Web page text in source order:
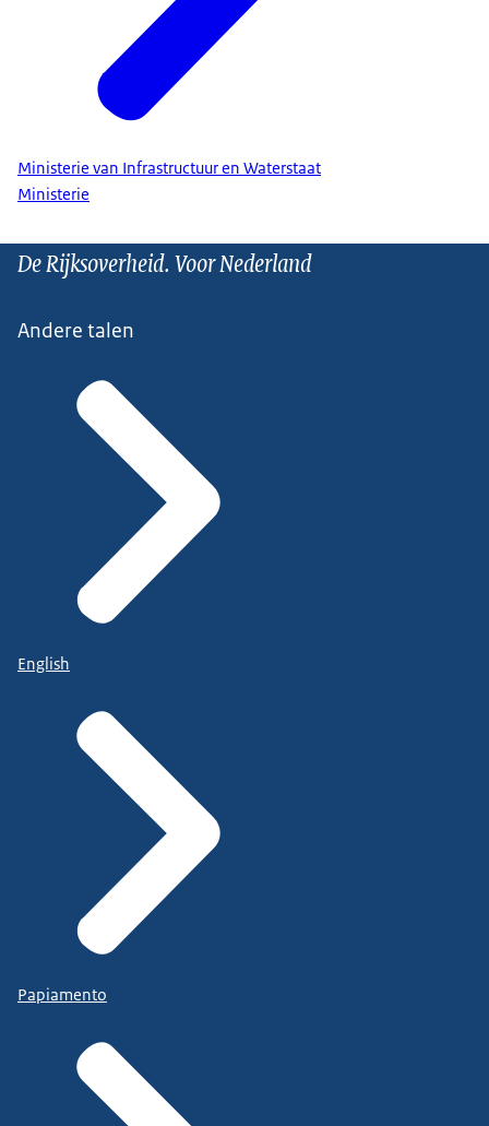
Ministerie van Infrastructuur en Waterstaat
Ministerie
De Rijksoverheid. Voor Nederland
Andere talen
English
Papiamento